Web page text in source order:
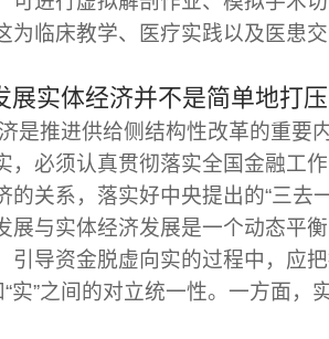
为临床教学、医疗实践以及医患
展实体经济并不是简单地打
是推进供给侧结构性改革的重要
，必须认真贯彻落实全国金融工
的关系，落实好中央提出的“三去
展与实体经济发展是一个动态平
引导资金脱虚向实的过程中，应
“实”之间的对立统一性。一方面，